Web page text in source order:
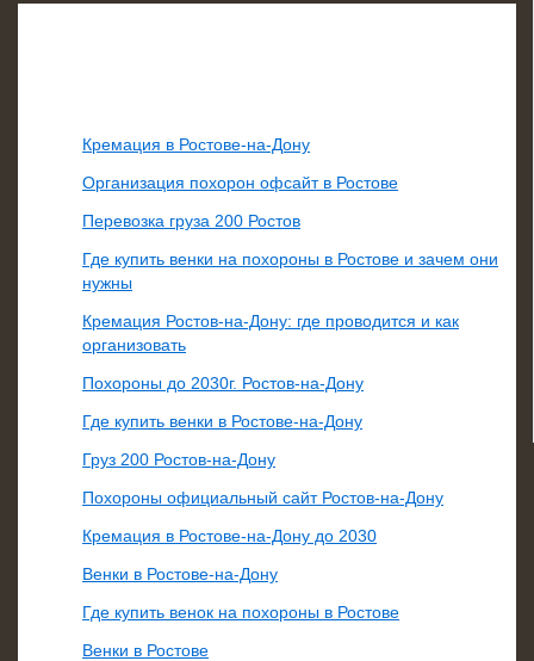
Кремация в Ростове-на-Дону
Организация похорон офсайт в Ростове
Перевозка груза 200 Ростов
Где купить венки на похороны в Ростове и зачем они
нужны
Кремация Ростов-на-Дону: где проводится и как
организовать
Похороны до 2030г. Ростов-на-Дону
Где купить венки в Ростове-на-Дону
Груз 200 Ростов-на-Дону
Похороны официальный сайт Ростов-на-Дону
Кремация в Ростове-на-Дону до 2030
Венки в Ростове-на-Дону
Где купить венок на похороны в Ростове
Венки в Ростове